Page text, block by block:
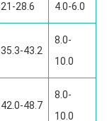
21-28.6 4.0-6.0
35.3-43.2
8.0-
10.0
42.0-48.7
8.0-
10.0